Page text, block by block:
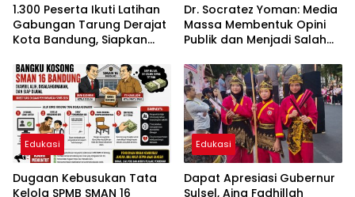
1.300 Peserta Ikuti Latihan
Gabungan Tarung Derajat
Kota Bandung, Siapkan
Kejurnas
Dr. Socratez Yoman: Media
Massa Membentuk Opini
Publik dan Menjadi Salah
Ditakuti Penguasa”
Edukasi
Dugaan Kebusukan Tata
Kelola SPMB SMAN 16
Edukasi
Dapat Apresiasi Gubernur
Sulsel, Aina Fadhillah